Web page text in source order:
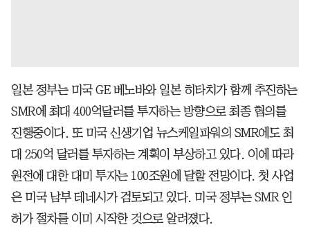
일본 정부는 미국 GE 베노바와 일본 히타치가 함께 추진하는
SMR에 최대 400억달러를 투자하는 방향으로 최종 협의를
진행중이다. 또 미국 신생기업 뉴스케일파워의 SMR에도 최
대 250억 달러를 투자하는 계획이 부상하고 있다. 이에 따라
원전에 대한 대미 투자는 100조원에 달할 전망이다. 첫 사업
은 미국 남부 테네시가 검토되고 있다. 미국 정부는 SMR 인
허가 절차를 이미 시작한 것으로 알려졌다.